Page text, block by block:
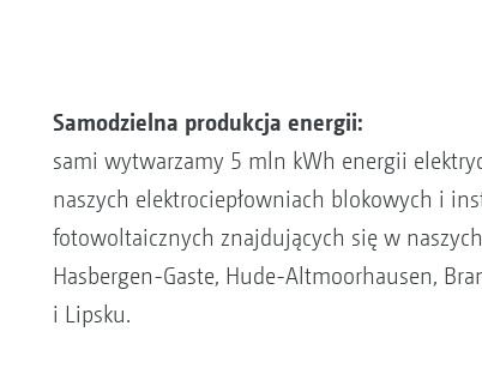
Samodzielna produkcja energii:
sami wytwarzamy 5 mln kWh energii
naszych elektrociepłowniach blokowych i
fotowoltaicznych znajdujących się w
Hasbergen-Gaste, Hude-Altmoorhausen,
i Lipsku.